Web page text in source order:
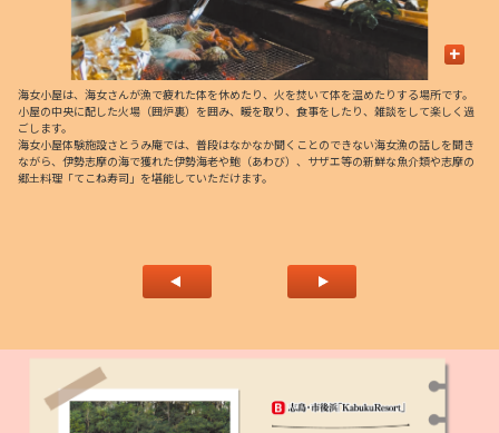
+
海女小屋は、海女さんが漁で疲れた体を休めたり、火を焚いて体を温めたりする場所です。
小屋の中央に配した火場（囲炉裏）を囲み、暖を取り、食事をしたり、雑談をして楽しく過
ごします。
海女小屋体験施設さとうみ庵では、普段はなかなか聞くことのできない海女漁の話しを聞き
ながら、伊勢志摩の海で獲れた伊勢海老や鮑（あわび）、サザエ等の新鮮な魚介類や志摩の
郷土料理「てこね寿司」を堪能していただけます。